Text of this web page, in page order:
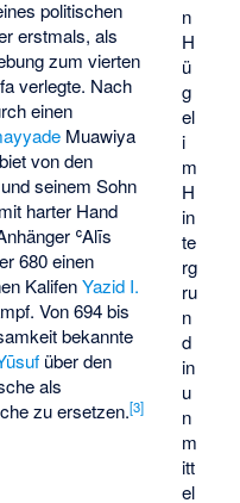
n
H
ü
g
el
i
m
H
in
te
rg
ru
n
d
in
u
n
m
itt
el
politischen
erstmals, als
zum vierten
verlegte. Nach
einen
Muawiya
von den
und seinem Sohn
harter Hand
ʿAlīs
680 einen
KalifenYazid I.
Von 694 bis
bekannte
über den
als
zu ersetzen.[3]